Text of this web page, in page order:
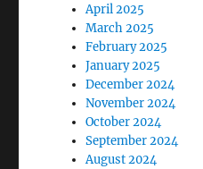
April 2025
March 2025
February 2025
January 2025
December 2024
November 2024
October 2024
September 2024
August 2024